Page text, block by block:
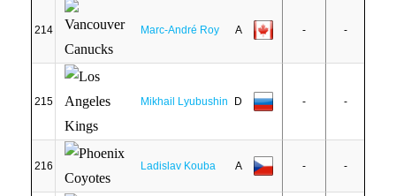
214 Marc-André Roy A - -
215 Mikhail Lyubushin D - -
216 Ladislav Kouba A - -